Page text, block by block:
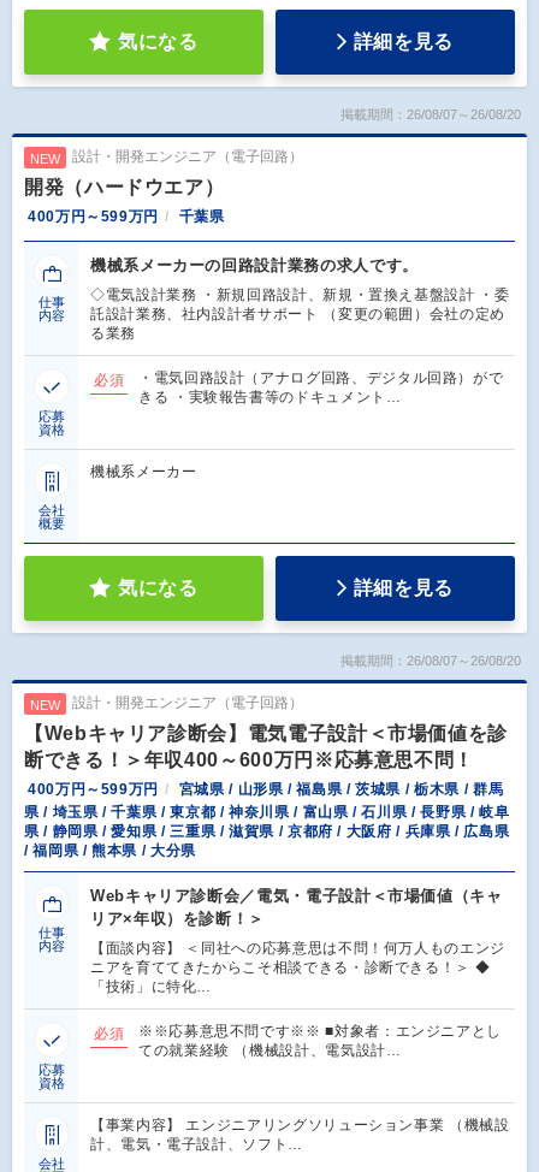
気になる 詳細を見る
掲載期間：26/08/07～26/08/20
NEW 設計・開発エンジニア（電子回路）
開発（ハードウエア）
400万円～599万円 千葉県
仕事
内容
機械系メーカーの回路設計業務の求人です。
◇電気設計業務 ・新規回路設計、新規・置換え基盤設計 ・委
託設計業務、社内設計者サポート （変更の範囲）会社の定め
る業務
応募
資格
必須
・電気回路設計（アナログ回路、デジタル回路）がで
きる ・実験報告書等のドキュメント…
会社
概要
機械系メーカー
気になる 詳細を見る
掲載期間：26/08/07～26/08/20
NEW 設計・開発エンジニア（電子回路）
【Webキャリア診断会】電気電子設計＜市場価値を診
断できる！＞年収400～600万円※応募意思不問！
400万円～599万円
宮城県 / 山形県 / 福島県 / 茨城県 / 栃木県 / 群馬
県 / 埼玉県 / 千葉県 / 東京都 / 神奈川県 / 富山県 / 石川県 / 長野県 / 岐阜
県 / 静岡県 / 愛知県 / 三重県 / 滋賀県 / 京都府 / 大阪府 / 兵庫県 / 広島県
/ 福岡県 / 熊本県 / 大分県
仕事
内容
Webキャリア診断会／電気・電子設計＜市場価値（キャ
リア×年収）を診断！＞
【面談内容】 ＜同社への応募意思は不問！何万人ものエンジ
ニアを育ててきたからこそ相談できる・診断できる！＞ ◆
「技術」に特化…
応募
資格
必須
※※応募意思不問です※※ ■対象者：エンジニアとし
ての就業経験 （機械設計、電気設計…
会社
【事業内容】 エンジニアリングソリューション事業 （機械設
計、電気・電子設計、ソフト…